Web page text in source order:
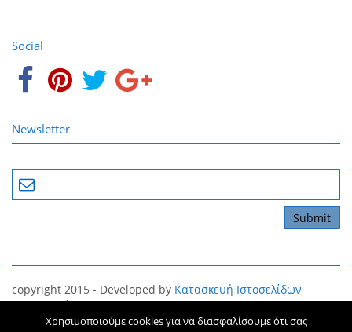
Social
Newsletter
copyright 2015 - Developed by Κατασκευή Ιστοσελίδων
Θεσσαλονίκη The Webians
Χρησιμοποιούμε cookies για να διασφαλίσουμε ότι σας